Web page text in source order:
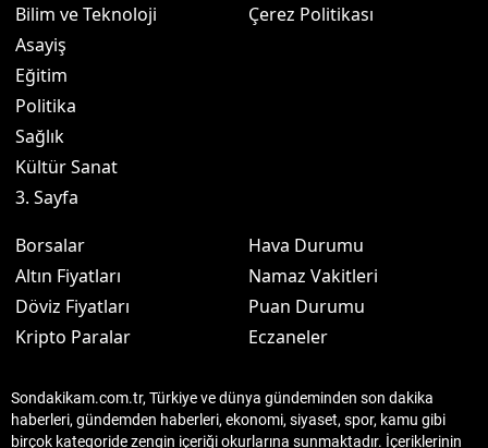
Bilim ve Teknoloji
Asayiş
Eğitim
Politika
Sağlık
Kültür Sanat
3. Sayfa
Çerez Politikası
Borsalar
Altın Fiyatları
Döviz Fiyatları
Kripto Paralar
Hava Durumu
Namaz Vakitleri
Puan Durumu
Eczaneler
Sondakikam.com.tr, Türkiye ve dünya gündeminden son dakika
haberleri, gündemden haberleri, ekonomi, siyaset, spor, kamu gibi
birçok kategoride zengin içeriği okurlarına sunmaktadır. İçeriklerinin